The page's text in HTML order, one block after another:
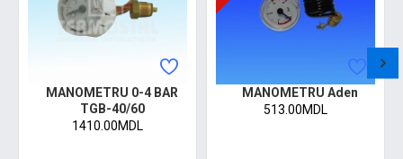
MANOMETRU 0-4 BAR
TGB-40/60
1410.00MDL
MANOMETRU Aden
513.00MDL